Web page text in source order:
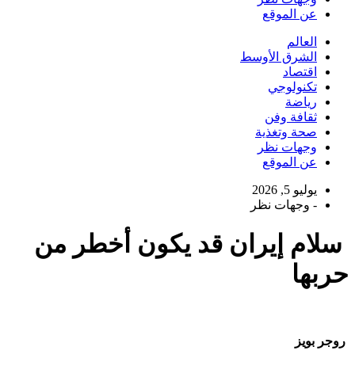
عن الموقع
العالم
الشرق الأوسط
اقتصاد
تكنولوجي
رياضة
ثقافة وفن
صحة وتغذية
وجهات نظر
عن الموقع
يوليو 5, 2026
- وجهات نظر
سلام إيران قد يكون أخطر من
حربها
روجر بويز